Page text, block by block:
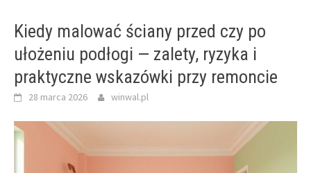
Kiedy malować ściany przed czy po
ułożeniu podłogi — zalety, ryzyka i
praktyczne wskazówki przy remoncie
28 marca 2026 winwal.pl